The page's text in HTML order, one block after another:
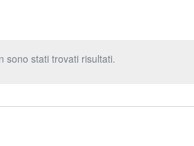
sono stati trovati risultati.